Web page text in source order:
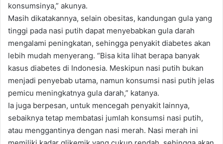
konsumsinya,” akunya.
Masih dikatakannya, selain obesitas, kandungan gula yang
tinggi pada nasi putih dapat menyebabkan gula darah
mengalami peningkatan, sehingga penyakit diabetes akan
lebih mudah menyerang. “Bisa kita lihat berapa banyak
kasus diabetes di Indonesia. Meskipun nasi putih bukan
menjadi penyebab utama, namun konsumsi nasi putih jelas
pemicu meningkatnya gula darah,” katanya.
Ia juga berpesan, untuk mencegah penyakit lainnya,
sebaiknya tetap membatasi jumlah konsumsi nasi putih,
atau menggantinya dengan nasi merah. Nasi merah ini